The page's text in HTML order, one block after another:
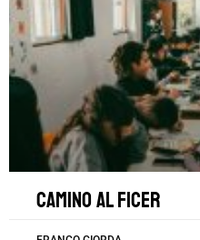
Camino al FICER